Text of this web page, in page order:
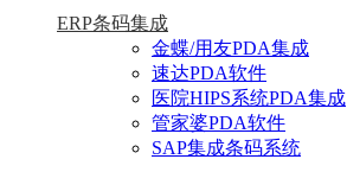
ERP条码集成
金蝶/用友PDA集成
速达PDA软件
医院HIPS系统PDA集成
管家婆PDA软件
SAP集成条码系统